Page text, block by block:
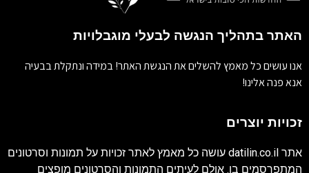
האתר בתהליך הנגשה לבעלי מוגבלויות
אנו עושים כל מאמץ להשלים את הנגשת האתר! במידה ונתקלת בבעיה
אנא פנה אלינו!
זכויות יוצרים
אתר datilin.co.il עושה כל מאמץ לאתר זכויות על תמונות וסרטונים
המתפרסמים בו. אולם לעיתים התמונות והסרטונים מופצים